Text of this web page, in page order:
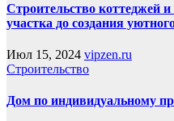
Строительство коттеджей
участка до создания
Июл 15, 2024 vipzen.ru
Строительство
Дом по индивидуальному